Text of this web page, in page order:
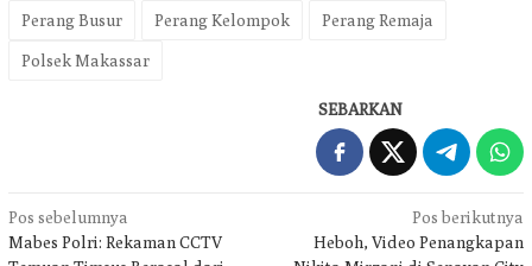
Perang Busur Perang Kelompok Perang Remaja
Polsek Makassar
SEBARKAN
Navigasi
pos
Pos sebelumnya
Mabes Polri: Rekaman CCTV
Pos berikutnya
Heboh, Video Penangkapan